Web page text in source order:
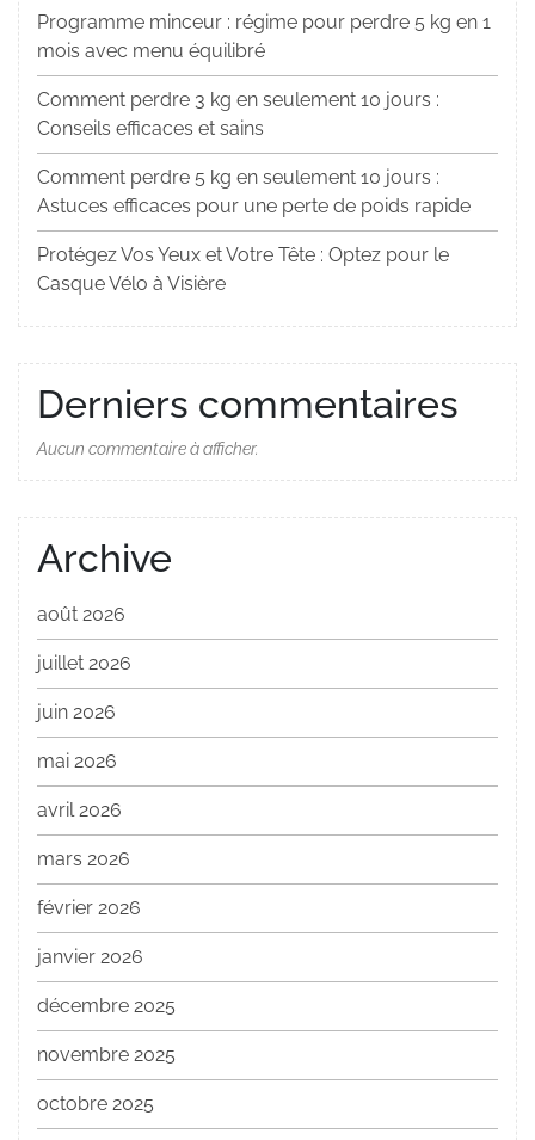
Programme minceur : régime pour perdre 5 kg en 1
mois avec menu équilibré
Comment perdre 3 kg en seulement 10 jours :
Conseils efficaces et sains
Comment perdre 5 kg en seulement 10 jours :
Astuces efficaces pour une perte de poids rapide
Protégez Vos Yeux et Votre Tête : Optez pour le
Casque Vélo à Visière
Derniers commentaires
Aucun commentaire à afficher.
Archive
août 2026
juillet 2026
juin 2026
mai 2026
avril 2026
mars 2026
février 2026
janvier 2026
décembre 2025
novembre 2025
octobre 2025